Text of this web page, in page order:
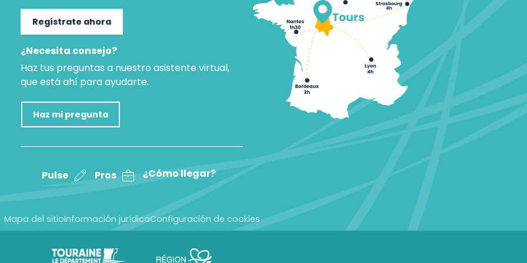
Regístrate ahora
¿Necesita consejo?
Haz tus preguntas a nuestro asistente virtual,
que está ahí para ayudarte.
Haz mi pregunta
Pulse Pros ¿Cómo llegar?
Mapa del sitioInformación jurídicaConfiguración de cookies